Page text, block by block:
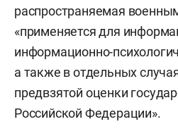
распространяемая
«применяется для
информационно-
а также в отдельных
предвзятой оценки
Российской Федерации».